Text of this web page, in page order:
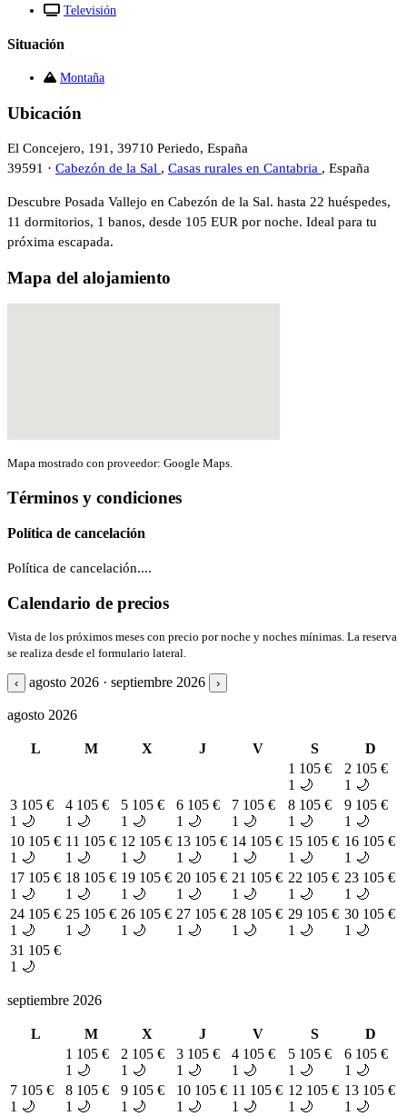
Televisión
Situación
Montaña
Ubicación
El Concejero, 191, 39710 Periedo, España
39591 · Cabezón de la Sal , Casas rurales en Cantabria , España
Descubre Posada Vallejo en Cabezón de la Sal. hasta 22 huéspedes,
11 dormitorios, 1 banos, desde 105 EUR por noche. Ideal para tu
próxima escapada.
Mapa del alojamiento
Mapa mostrado con proveedor: Google Maps.
Términos y condiciones
Política de cancelación
Política de cancelación....
Calendario de precios
Vista de los próximos meses con precio por noche y noches mínimas. La reserva
se realiza desde el formulario lateral.
‹ agosto 2026 · septiembre 2026 ›
agosto 2026
L M X J V S
D
1 105 €
1 🌙
2 105 €
1 🌙
3 105 €
1 🌙
4 105 €
1 🌙
5 105 €
1 🌙
6 105 €
1 🌙
7 105 €
1 🌙
8 105 €
1 🌙
9 105 €
1 🌙
10 105 €
1 🌙
11 105 €
1 🌙
12 105 €
1 🌙
13 105 €
1 🌙
14 105 €
1 🌙
15 105 €
1 🌙
16 105 €
1 🌙
17 105 €
1 🌙
18 105 €
1 🌙
19 105 €
1 🌙
20 105 €
1 🌙
21 105 €
1 🌙
22 105 €
1 🌙
23 105 €
1 🌙
24 105 €
1 🌙
25 105 €
1 🌙
26 105 €
1 🌙
27 105 €
1 🌙
28 105 €
1 🌙
29 105 €
1 🌙
30 105 €
1 🌙
31 105 €
1 🌙
septiembre 2026
L M X J V S
D
1 105 €
1 🌙
2 105 €
1 🌙
3 105 €
1 🌙
4 105 €
1 🌙
5 105 €
1 🌙
6 105 €
1 🌙
7 105 €
1 🌙
8 105 €
1 🌙
9 105 €
1 🌙
10 105 €
1 🌙
11 105 €
1 🌙
12 105 €
1 🌙
13 105 €
1 🌙